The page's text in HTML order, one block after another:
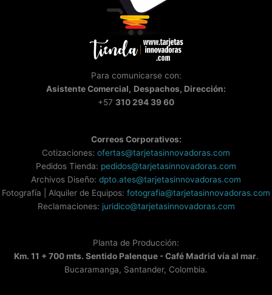
Para comunicarse con:
AsistenteComercial, Despachos, Dirección:
+57 310 294 39 60
Correos Corporativos:
Cotizaciones: ofertas@tarjetasinnovadoras.com
Pedidos Tienda: pedidos@tarjetasinnovadoras.com
Archivos Diseño: dpto.ates@tarjetasinnovadoras.com
Fotografía | Alquiler de Equipos: fotografia@tarjetasinnovadoras.com
Reclamaciones: juridico@tarjetasinnovadoras.com
Planta de Producción:
Km. 11 + 700 mts. Sentido Palenque - Café Madrid vía al mar.
Bucaramanga, Santander, Colombia.